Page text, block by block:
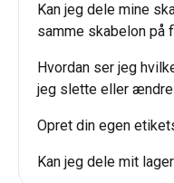
Kan jeg dele mine
samme skabelon på
Hvordan ser jeg
jeg slette eller ændre
Opret din egen
Kan jeg dele mit